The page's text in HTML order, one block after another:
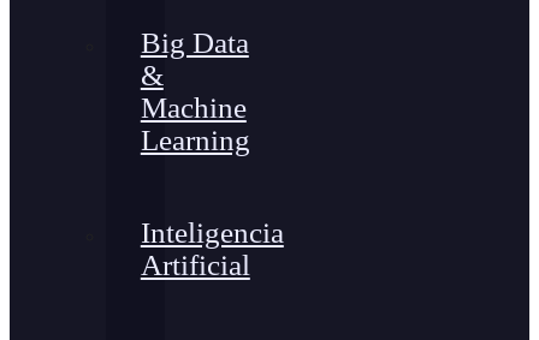
Big Data
&
Machine
Learning
Inteligencia
Artificial